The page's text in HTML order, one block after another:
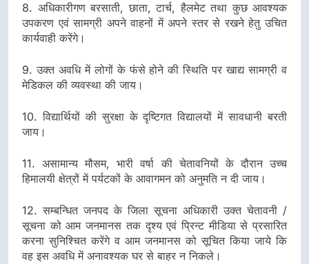
8. अधिकारीगण बरसाती, छाता, टार्च, हैलमेट तथा कुछ आवश्यक
उपकरण एवं सामग्री अपने वाहनों में अपने स्तर से रखने हेतु उचित
कार्यवाही करेंगे।
9. उक्त अवधि में लोगों के फंसे होने की स्थिति पर खाद्य सामग्री व
मेडिकल की व्यवस्था की जाय।
10. विद्यार्थियों की सुरक्षा के दृष्टिगत विद्यालयों में सावधानी बरती
जाय।
11. असामान्य मौसम, भारी वर्षा की चेतावनियों के दौरान उच्च
हिमालयी क्षेत्रों में पर्यटकों के आवागमन को अनुमति न दी जाय।
12. सम्बन्धित जनपद के जिला सूचना अधिकारी उक्त चेतावनी /
सूचना को आम जनमानस तक दृश्य एवं प्रिन्ट मीडिया से प्रसारित
करना सुनिश्चित करेंगे व आम जनमानस को सूचित किया जाये कि
वह इस अवधि में अनावश्यक घर से बाहर न निकले।